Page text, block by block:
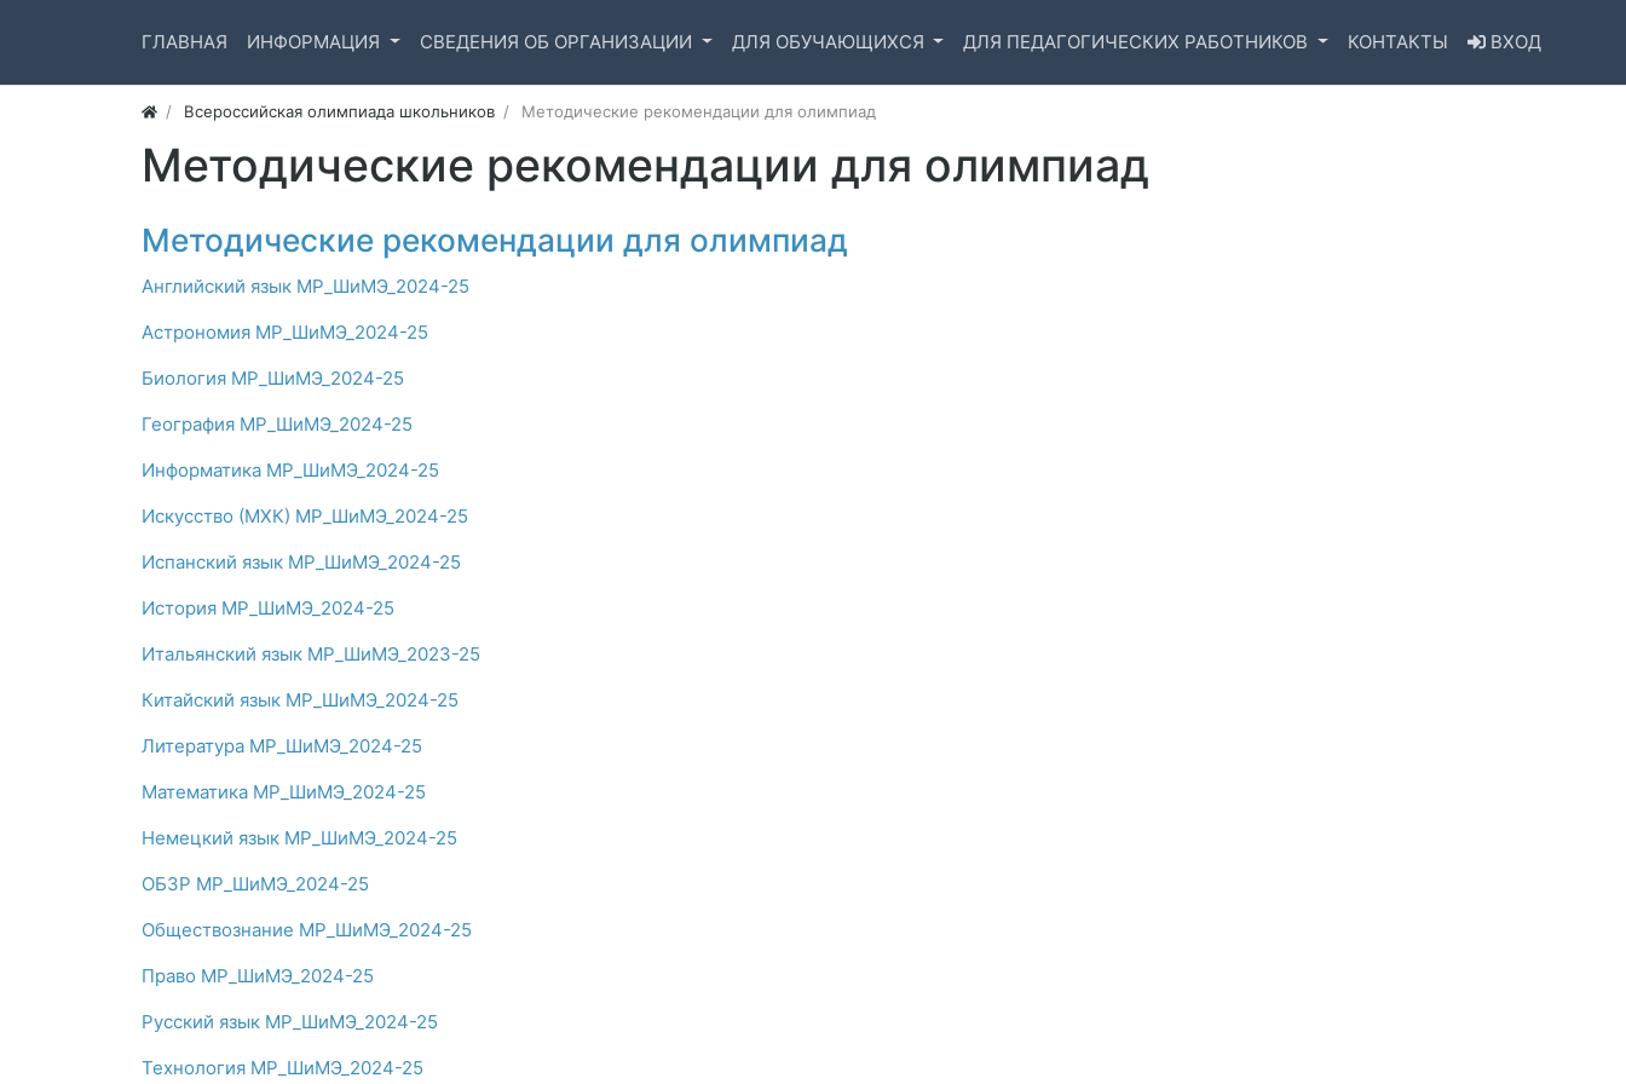
ГЛАВНАЯ ИНФОРМАЦИЯ СВЕДЕНИЯ ОБ ОРГАНИЗАЦИИ ДЛЯ ОБУЧАЮЩИХСЯ ДЛЯ ПЕДАГОГИЧЕСКИХ РАБОТНИКОВ КОНТАКТЫ ВХОД
Всероссийская олимпиада школьников Методические рекомендации для олимпиад
Методические рекомендации для олимпиад
Методические рекомендации для олимпиад
Английский язык МР_ШиМЭ_2024-25
Астрономия МР_ШиМЭ_2024-25
Биология МР_ШиМЭ_2024-25
География МР_ШиМЭ_2024-25
Информатика МР_ШиМЭ_2024-25
Искусство (МХК) МР_ШиМЭ_2024-25
Испанский язык МР_ШиМЭ_2024-25
История МР_ШиМЭ_2024-25
Итальянский язык МР_ШиМЭ_2023-25
Китайский язык МР_ШиМЭ_2024-25
Литература МР_ШиМЭ_2024-25
Математика МР_ШиМЭ_2024-25
Немецкий язык МР_ШиМЭ_2024-25
ОБЗР МР_ШиМЭ_2024-25
Обществознание МР_ШиМЭ_2024-25
Право МР_ШиМЭ_2024-25
Русский язык МР_ШиМЭ_2024-25
Технология МР_ШиМЭ_2024-25